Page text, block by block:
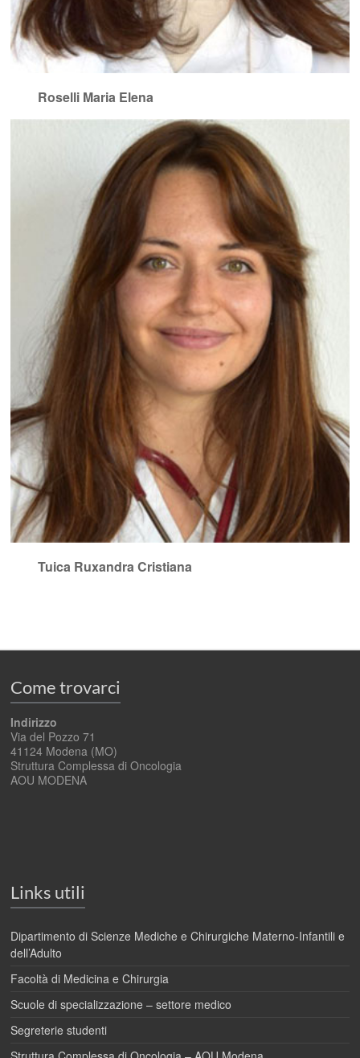
Roselli Maria Elena
Tuica Ruxandra Cristiana
Come trovarci
Indirizzo
Via del Pozzo 71
41124 Modena (MO)
Struttura Complessa di Oncologia
AOU MODENA
Links utili
Dipartimento di Scienze Mediche e Chirurgiche Materno-Infantili e
dell’Adulto
Facoltà di Medicina e Chirurgia
Scuole di specializzazione – settore medico
Segreterie studenti